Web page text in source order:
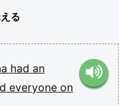
る
had an
everyone on